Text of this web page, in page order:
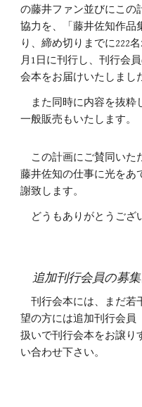
の藤井ファン並びにこの
協力を、「藤井佐知作品
り、締め切りまでに222
月1日に刊行し、刊行会
会本をお届けいたしまし
また同時に内容を抜粋
一般販売もいたします。
この計画にご賛同いた
藤井佐知の仕事に光をあ
謝致します。
どうもありがとうござ
追加刊行会員の募
刊行会本には、まだ若
望の方には追加刊行会員
扱いで刊行会本をお譲り
い合わせ下さい。